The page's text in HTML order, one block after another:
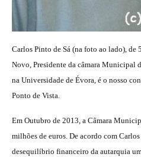
Carlos Pinto de Sá (na foto ao lado), de
Novo, Presidente da câmara Municipal
na Universidade de Évora, é o nosso
Ponto de Vista.
Em Outubro de 2013, a Câmara
milhões de euros. De acordo com Carlos
desequilíbrio financeiro da autarquia